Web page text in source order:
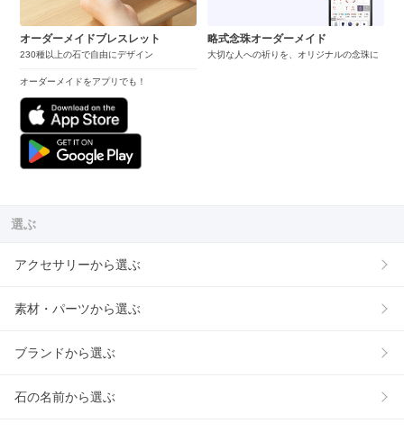
オーダーメイドブレスレット
230種以上の石で自由にデザイン
オーダーメイドをアプリでも！
略式念珠オーダーメイド
大切な人への祈りを、オリジナルの念珠に
選ぶ
アクセサリーから選ぶ
素材・パーツから選ぶ
ブランドから選ぶ
石の名前から選ぶ